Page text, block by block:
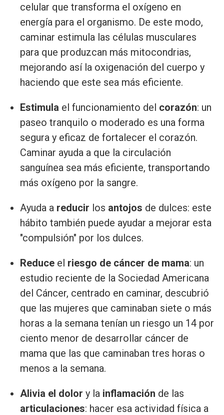
celular que transforma el oxígeno en
energía para el organismo. De este modo,
caminar estimula las células musculares
para que produzcan más mitocondrias,
mejorando así la oxigenación del cuerpo y
haciendo que este sea más eficiente.
Estimula el funcionamiento del corazón: un
paseo tranquilo o moderado es una forma
segura y eficaz de fortalecer el corazón.
Caminar ayuda a que la circulación
sanguínea sea más eficiente, transportando
más oxígeno por la sangre.
Ayuda a reducir los antojos de dulces: este
hábito también puede ayudar a mejorar esta
"compulsión" por los dulces.
Reduce el riesgo de cáncer de mama: un
estudio reciente de la Sociedad Americana
del Cáncer, centrado en caminar, descubrió
que las mujeres que caminaban siete o más
horas a la semana tenían un riesgo un 14 por
ciento menor de desarrollar cáncer de
mama que las que caminaban tres horas o
menos a la semana.
Alivia el dolor y la inflamación de las
articulaciones: hacer esa actividad física a